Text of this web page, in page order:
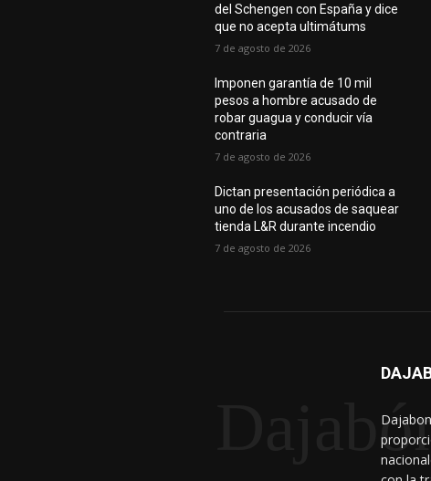
del Schengen con España y dice
que no acepta ultimátums
7 de agosto de 2026
Imponen garantía de 10 mil
pesos a hombre acusado de
robar guagua y conducir vía
contraria
7 de agosto de 2026
Dictan presentación periódica a
uno de los acusados de saquear
tienda L&R durante incendio
7 de agosto de 2026